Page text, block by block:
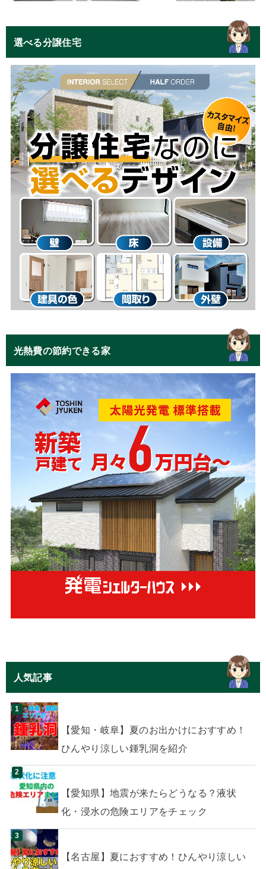
選べる分譲住宅
光熱費の節約できる家
人気記事
【愛知・岐阜】夏のお出かけにおすすめ！
ひんやり涼しい鍾乳洞を紹介
【愛知県】地震が来たらどうなる？液状
化・浸水の危険エリアをチェック
【名古屋】夏におすすめ！ひんやり涼しい